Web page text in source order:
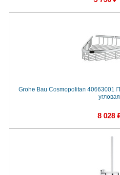
Grohe Bau Cosmopolitan 40663001
угловая
8 028